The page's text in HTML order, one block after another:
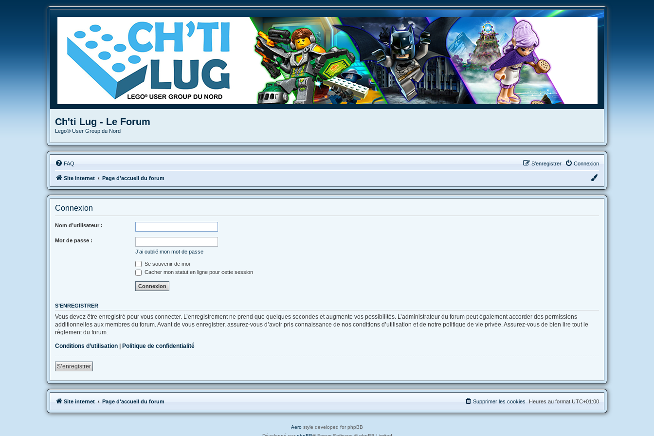
Ch'ti Lug - Le Forum
Lego® User Group du Nord
FAQ Connexion
S’enregistrer
Site internet Page d'accueil du forum
Connexion
Nom d’utilisateur :
Mot de passe :
J’ai oublié mon mot de passe
Se souvenir de moi
Cacher mon statut en ligne pour cette session
S’ENREGISTRER
Vous devez être enregistré pour vous connecter. L’enregistrement ne prend que quelques secondes et augmente vos possibilités. L’administrateur du forum peut également accorder des permissions
additionnelles aux membres du forum. Avant de vous enregistrer, assurez-vous d’avoir pris connaissance de nos conditions d’utilisation et de notre politique de vie privée. Assurez-vous de bien lire tout le
règlement du forum.
Conditions d’utilisation
Politique de confidentialité
S’enregistrer
Site internet Page d'accueil du forum Heures au format UTC+01:00
Supprimer les cookies
Aero style developed for phpBB